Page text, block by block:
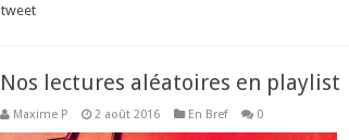
tweet
Nos lectures aléatoires en playlist
Maxime P 2 août 2016 En Bref 0